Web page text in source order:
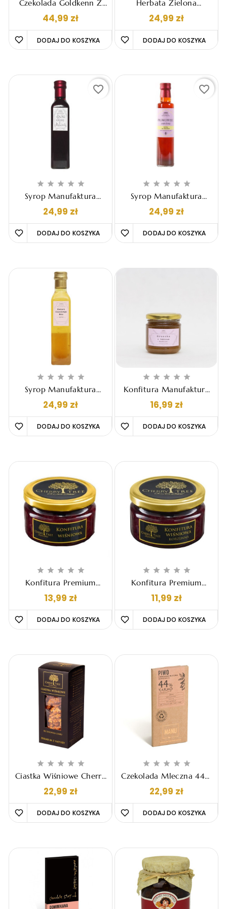
Czekolada Goldkenn Z
Tennessee Whiskey, 100g
44,99 złCena
Herbata Zielona
- Z Jabłkiem I Pąkami
Sosny 60g
24,99 złCena
    
Syrop Manufaktura
Dzikiej Róży I Maliny
230ml
24,99 złCena
favorite_border
    
Syrop Manufaktura
Japońskiego Na Miodzie
230ml
24,99 złCena
favorite_border
    
Syrop Manufaktura
Czarnego Bzu 230ml
24,99 złCena
    
Konfitura Manufaktura
Imbirem, 190g
16,99 złCena
    
Konfitura Premium
235g
13,99 złCena
    
Konfitura Premium
Korzenna, 235g
11,99 złCena
    
Ciastka Wiśniowe Cherry
Cukru, 150g
22,99 złCena
    
Czekolada Mleczna 44%
Manu - Piwo, 60g
22,99 złCena